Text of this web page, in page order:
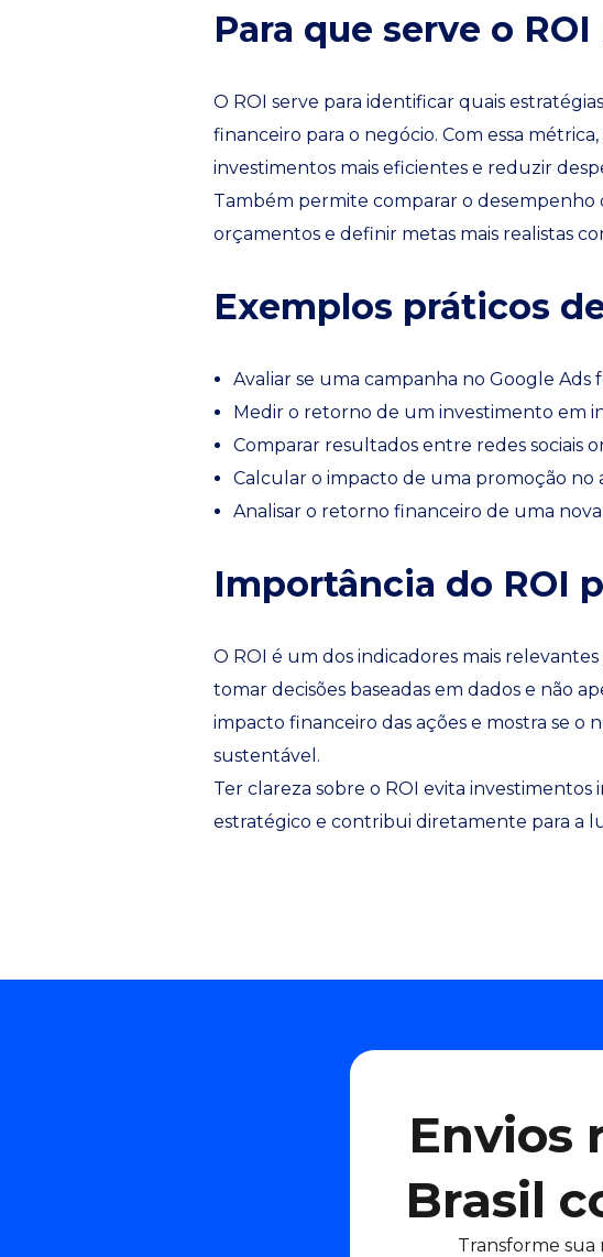
Para que serve o
O ROI serve para identificar quais
financeiro para o negócio. Com essa
investimentos mais eficientes e reduzir
Também permite comparar o desempenho
orçamentos e definir metas mais realistas
Exemplos práticos
Avaliar se uma campanha no Google Ads
Medir o retorno de um investimento em
Comparar resultados entre redes sociais
Calcular o impacto de uma promoção no
Analisar o retorno financeiro de uma
Importância do ROI
O ROI é um dos indicadores mais
tomar decisões baseadas em dados e não
impacto financeiro das ações e mostra se o
sustentável.
Ter clareza sobre o ROI evita
estratégico e contribui diretamente para a
Envios
Brasil
Transforme sua